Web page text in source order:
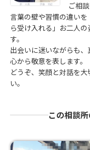
ご相
言葉の壁や習慣の違い
ら受け入れる」お二人
す。
出会いに迷いながらも、
心から敬意を表します。
どうぞ、笑顔と対話を
い。
この相談